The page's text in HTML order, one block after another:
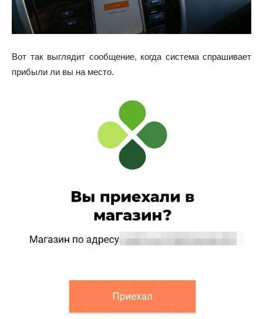
Вот так выглядит сообщение, когда система спрашивает
прибыли ли вы на место.